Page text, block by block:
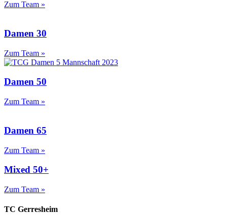
Zum Team »
Damen 30
Zum Team »
Damen 50
Zum Team »
Damen 65
Zum Team »
Mixed 50+
Zum Team »
TC Gerresheim